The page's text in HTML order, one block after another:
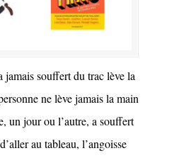
jamais souffert du trac lève la
ne lève jamais la main
un jour ou l’autre, a souffert
au tableau, l’angoisse